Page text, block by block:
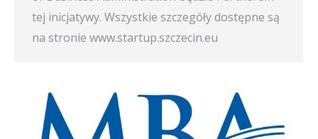
tej inicjatywy. Wszystkie szczegóły dostępne są
na stronie www.startup.szczecin.eu